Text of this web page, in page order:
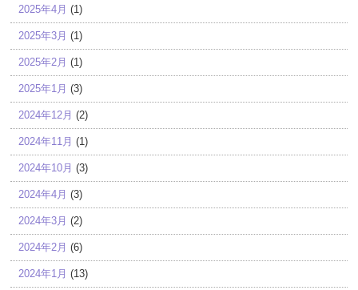
2025年4月 (1)
2025年3月 (1)
2025年2月 (1)
2025年1月 (3)
2024年12月 (2)
2024年11月 (1)
2024年10月 (3)
2024年4月 (3)
2024年3月 (2)
2024年2月 (6)
2024年1月 (13)